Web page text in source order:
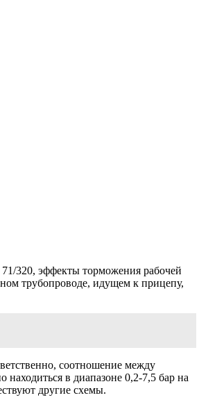
320, эффекты тормо­жения рабочей
трубо­проводе, идущем к прицепу,
соот­ношение между
в диапазоне 0,2-7,5 бар на
другие схемы.